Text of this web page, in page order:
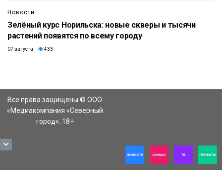
Новости
Зелёный курс Норильска: новые скверы и тысячи
растений появятся по всему городу
07 августа 433
Все права защищены © ООО
«Медиакомпания «Северный
город». 18+